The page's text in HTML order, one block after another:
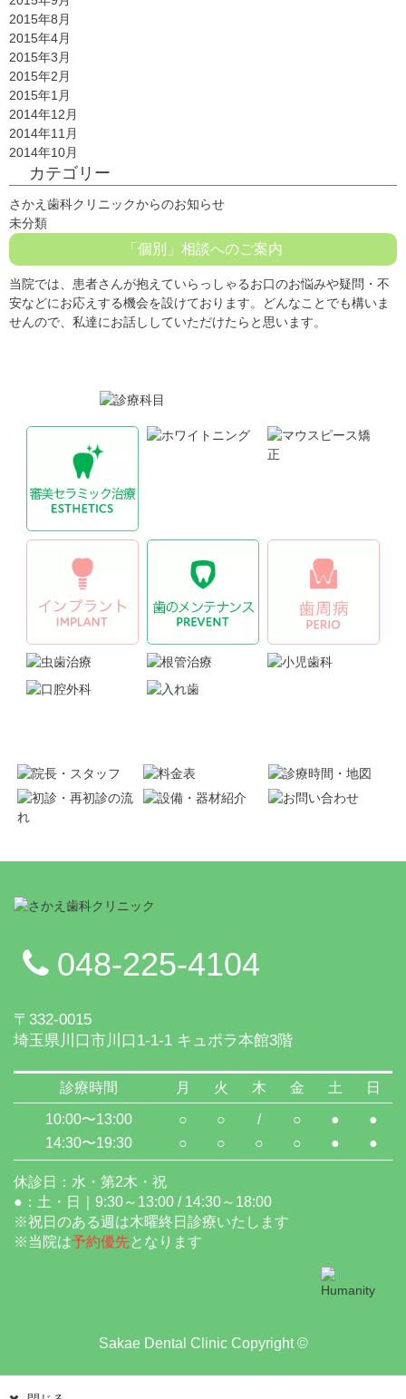
2015年8月
2015年4月
2015年3月
2015年2月
2015年1月
2014年12月
2014年11月
2014年10月
カテゴリー
さかえ歯科クリニックからのお知らせ
未分類
「個別」相談へのご案内
当院では、患者さんが抱えていらっしゃるお口のお悩みや疑問・不
安などにお応えする機会を設けております。どんなことでも構いま
せんので、私達にお話ししていただけたらと思います。
048-225-4104
〒332-0015
埼玉県川口市川口1-1-1 キュポラ本館3階
診療時間 月 火 木 金 土 日
10:00〜13:00 ○ ○ / ○ ●
●
14:30〜19:30
○ ○ ○ ○ ● ●
休診日：水・第2木・祝
●：土・日｜9:30～13:00 / 14:30～18:00
※祝日のある週は木曜終日診療いたします
※当院は予約優先となります
Sakae Dental Clinic Copyright ©